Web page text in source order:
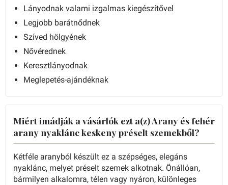
Lányodnak valami izgalmas kiegészítővel
Legjobb barátnődnek
Szíved hölgyének
Nővérednek
Keresztlányodnak
Meglepetés-ajándéknak
Miért imádják a vásárlók ezt a(z) Arany és fehér
arany nyaklánc keskeny préselt szemekből?
Kétféle aranyból készült ez a szépséges, elegáns
nyaklánc, melyet préselt szemek alkotnak. Önállóan,
bármilyen alkalomra, télen vagy nyáron, különleges